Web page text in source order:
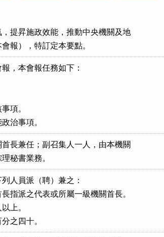
提昇施政效能，推動中央機關及地
報），特訂定本要點。
，本會報任務如下：
項。
治事項。
長兼任；副召集人一人，由本機關
秘書業務。
人員派（聘）兼之：
指派之代表或所屬一級機關首長。
上。
之四十。